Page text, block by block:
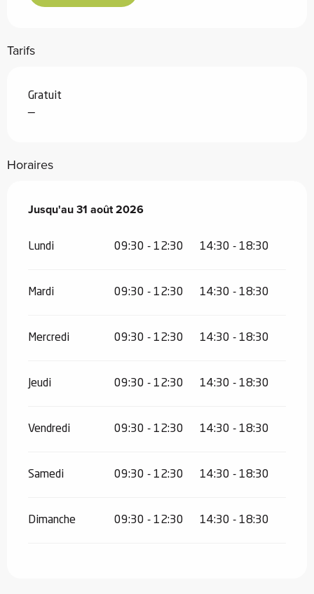
Tarifs
Gratuit
—
Horaires
Du11 juillet 2026au31 août 2026
Jusqu'au31 août 2026
Lundi 09:30 - 12:30 14:30 - 18:30
Mardi 09:30 - 12:30 14:30 - 18:30
Mercredi 09:30 - 12:30 14:30 - 18:30
Jeudi 09:30 - 12:30 14:30 - 18:30
Vendredi 09:30 - 12:30 14:30 - 18:30
Samedi 09:30 - 12:30 14:30 - 18:30
Dimanche 09:30 - 12:30 14:30 - 18:30